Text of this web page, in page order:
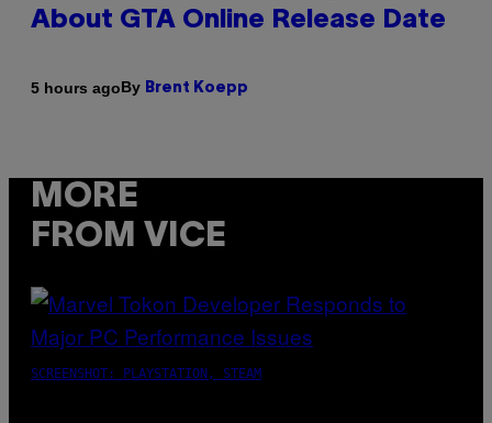
About GTA Online Release Date
5 hours agoBy Brent Koepp
MORE
FROM VICE
SCREENSHOT: PLAYSTATION, STEAM